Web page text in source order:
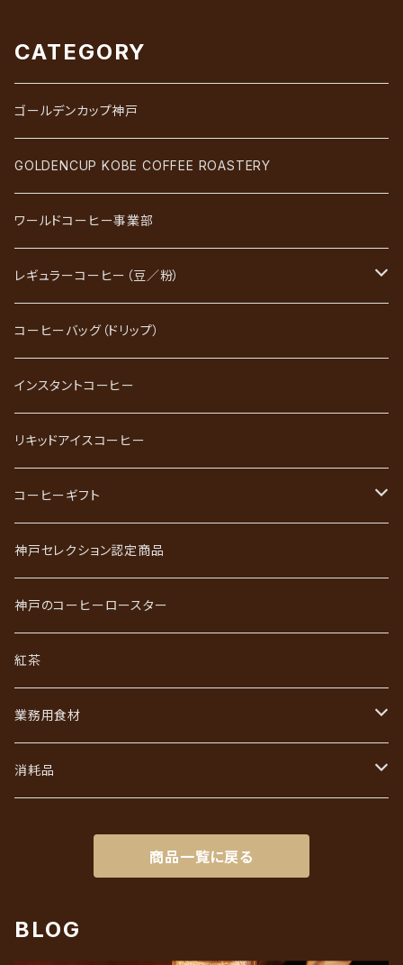
CATEGORY
ゴールデンカップ神戸
GOLDENCUP KOBE COFFEE ROASTERY
ワールドコーヒー事業部
レギュラーコーヒー（豆／粉）
ブレンドコーヒー
ストレートコーヒー
スペシャルティコーヒー
ごーるど四季限定珈琲
かれんだー珈琲
神戸珈琲散策
ジュエリーコーヒーシリーズ
あなただけのブレンド
初回限定お試しセット
コーヒーバッグ（ドリップ）
インスタントコーヒー
リキッドアイスコーヒー
コーヒーギフト
神戸珈琲職人ギフト
神戸珈琲散策ギフト
ワールドコーヒーギフト
コーヒーバッグ（ドリップ）ギフト
インスタントコーヒーギフト
神戸セレクション認定商品
神戸のコーヒーロースター
紅茶
業務用食材
フレッシュ・シュガー・ガムシロ
消耗品
商品一覧に戻る
BLOG